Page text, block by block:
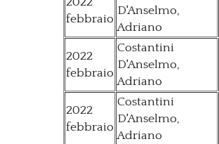
febbraio
D'Anselmo,
Adriano
2022
febbraio
Costantini
D'Anselmo,
Adriano
2022
febbraio
Costantini
D'Anselmo,
Adriano